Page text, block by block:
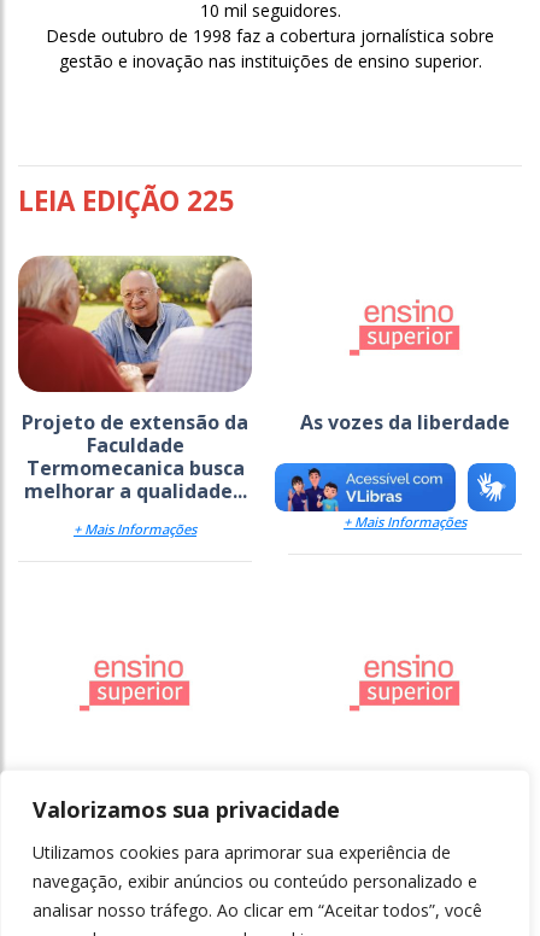
Valorizamos sua privacidade
Utilizamos cookies para aprimorar sua experiência de
navegação, exibir anúncios ou conteúdo personalizado e
analisar nosso tráfego. Ao clicar em “Aceitar todos”, você
10 mil seguidores.
Desde outubro de 1998 faz a cobertura jornalística sobre
gestão e inovação nas instituições de ensino superior.
LEIA EDIÇÃO 225
Projeto de extensão da
Faculdade
Termomecanica busca
melhorar a qualidade...
+ Mais Informações
As vozes da liberdade
+ Mais Informações
contra a padronização
+ Mais Informações + Mais Informações